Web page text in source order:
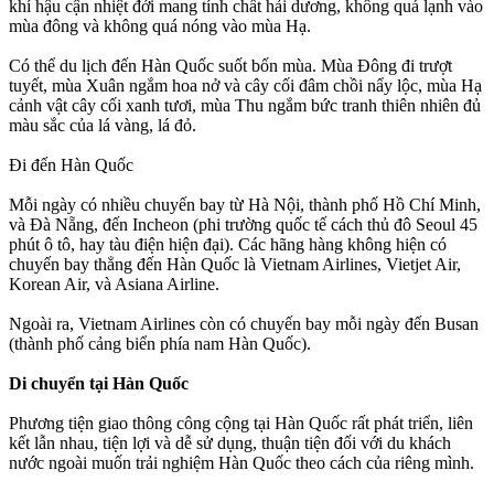
khí hậu cận nhiệt đới mang tính chất hải dương, không quá lạnh vào
mùa đông và không quá nóng vào mùa Hạ.
Có thể du lịch đến Hàn Quốc suốt bốn mùa. Mùa Đông đi trượt
tuyết, mùa Xuân ngắm hoa nở và cây cối đâm chồi nẩy lộc, mùa Hạ
cảnh vật cây cối xanh tươi, mùa Thu ngắm bức tranh thiên nhiên đủ
màu sắc của lá vàng, lá đỏ.
Đi đến Hàn Quốc
Mỗi ngày có nhiều chuyến bay từ Hà Nội, thành phố Hồ Chí Minh,
và Đà Nẵng, đến Incheon (phi trường quốc tế cách thủ đô Seoul 45
phút ô tô, hay tàu điện hiện đại). Các hãng hàng không hiện có
chuyến bay thẳng đến Hàn Quốc là Vietnam Airlines, Vietjet Air,
Korean Air, và Asiana Airline.
Ngoài ra, Vietnam Airlines còn có chuyến bay mỗi ngày đến Busan
(thành phố cảng biển phía nam Hàn Quốc).
Di chuyển tại Hàn Quốc
Phương tiện giao thông công cộng tại Hàn Quốc rất phát triển, liên
kết lẫn nhau, tiện lợi và dễ sử dụng, thuận tiện đối với du khách
nước ngoài muốn trải nghiệm Hàn Quốc theo cách của riêng mình.